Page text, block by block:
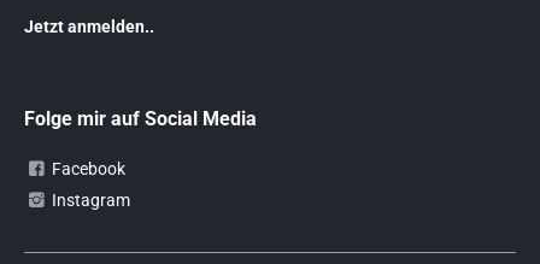
Jetzt anmelden..
Folge mir auf Social Media
Facebook
Instagram